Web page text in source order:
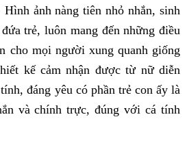
Hình ảnh nàng tiên nhỏ nhắn, sinh
trẻ, luôn mang đến những điều
cho mọi người xung quanh giống
kế cảm nhận được từ nữ diễn
đáng yêu có phần trẻ con ấy là
và chính trực, đúng với cá tính